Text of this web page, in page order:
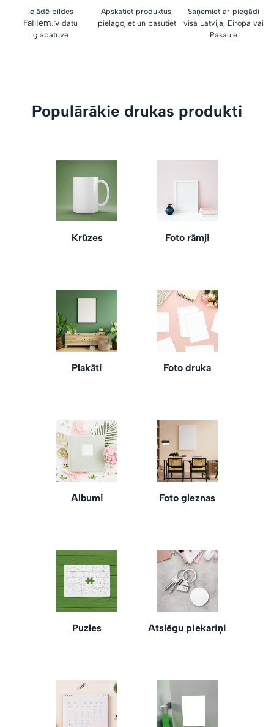
Ielādē bildes
Failiem.lv datu
glabātuvē
Apskatiet produktus,
pielāgojiet un pasūtiet
Saņemiet ar piegādi
visā Latvijā, Eiropā vai
Pasaulē
Populārākie drukas produkti
Krūzes Foto rāmji
Plakāti Foto druka
Albumi Foto gleznas
Puzles Atslēgu piekariņi